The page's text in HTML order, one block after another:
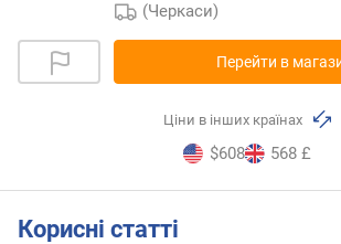
(Черкаси)
Перейти в
Ціни в інших країнах
$608 568 £
Корисні статті